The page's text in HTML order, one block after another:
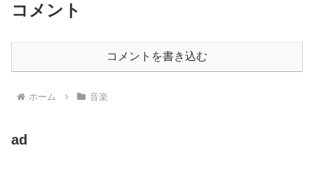
コメント
コメントを書き込む
ホーム 音楽
ad